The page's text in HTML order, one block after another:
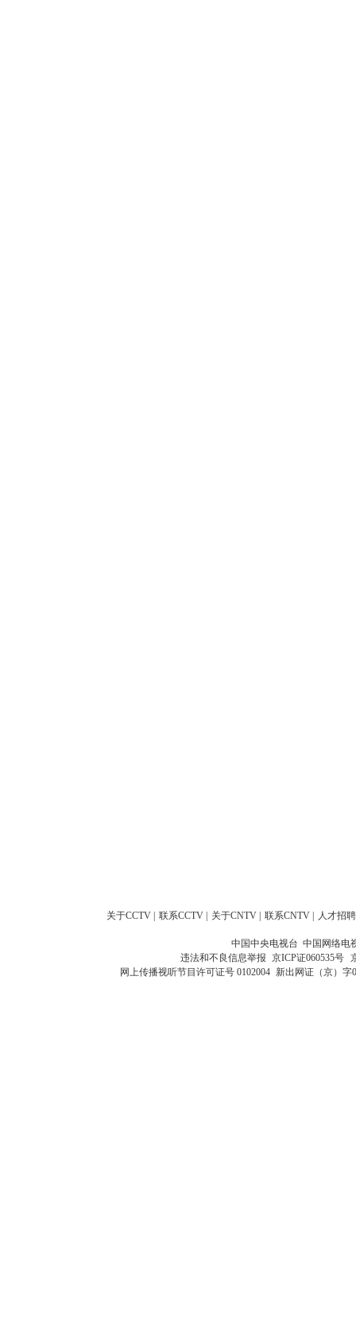
关于CCTV 联系CCTV 关于CNTV 联系CNTV 人才招聘
中国中央电视台 中国网络电
违法和不良信息举报 京ICP证060535号
网上传播视听节目许可证号 0102004 新出网证（京）